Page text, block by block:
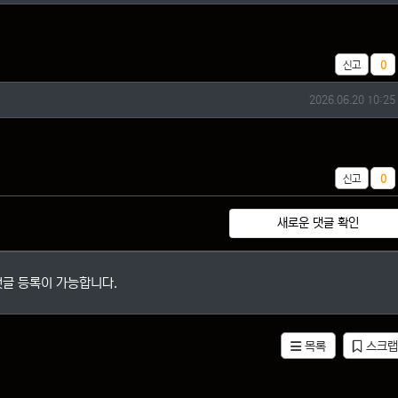
신고 추천
0
작성일
2026.06.20 10:25
신고 추천
0
새로운 댓글 확인
등록이 가능합니다.
목록 스크랩